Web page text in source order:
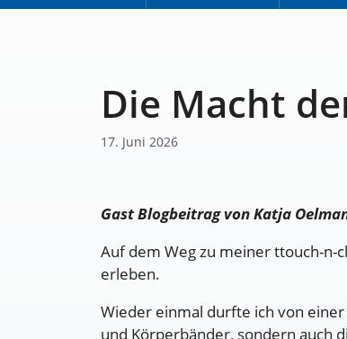
Die Macht
17. Juni 2026
Gast Blogbeitrag von Katja
Auf dem Weg zu meiner ttouch-n-
erleben.
Wieder einmal durfte ich von
und Körperbänder, sondern auch